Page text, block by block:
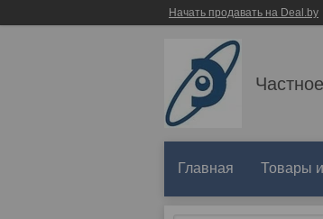
Начать продавать на Deal.by
Главная Товары и